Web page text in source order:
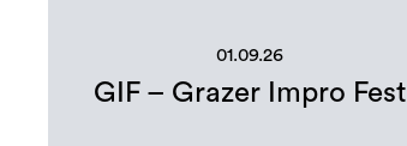
01.09.26
GIF – Grazer Impro Fest